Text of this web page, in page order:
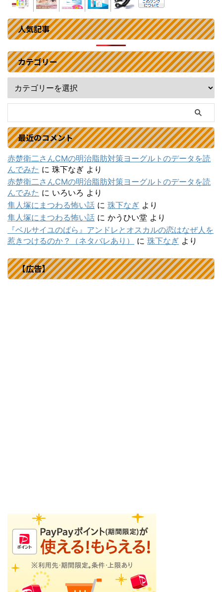
人気記事
カテゴリー
最近のコメント
赤楚衛二さんCMの明治脂肪対策ヨーグルトのデータを読
んでみた に 珠下なぎ より
赤楚衛二さんCMの明治脂肪対策ヨーグルトのデータを読
んでみた に いろいろ より
隼人塚にまつわる怖い話 に 珠下なぎ より
隼人塚にまつわる怖い話 に かうひい堂 より
『ベルサイユのばら』アンドレとオスカルの恋はなぜ人を
惹きつけるのか？（ネタバレあり）
に 珠下なぎ より
【広告】